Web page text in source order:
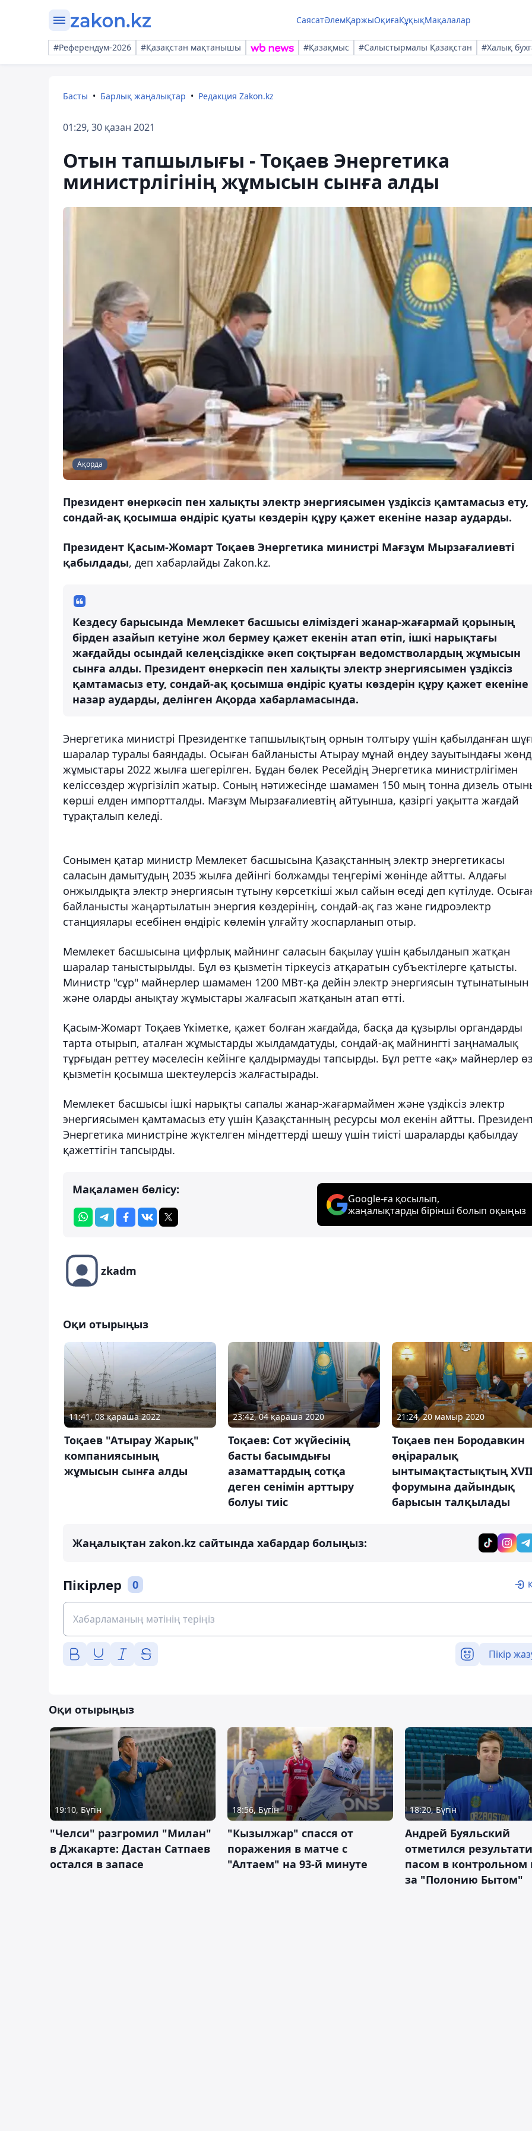
СаясатӘлемҚаржыОқиғаҚұқықМақалалар
#Референдум-2026 #Қазақстан мақтанышы #Қазақмыс #Салыстырмалы Қазақстан #Халық
Басты Барлық жаңалықтар Редакция Zakon.kz
01:29, 30 қазан 2021
Отын тапшылығы - Тоқаев Энергетика
министрлігінің жұмысын сынға алды
Ақорда
Президент өнеркәсіп пен халықты электр энергиясымен үздіксіз қамтамасыз ету,
сондай-ақ қосымша өндіріс қуаты көздерін құру қажет екеніне назар аударды.
Президент Қасым-Жомарт Тоқаев Энергетика министрі Мағзұм Мырзағалиевті
қабылдады, деп хабарлайды Zakon.kz.
Кездесу барысында Мемлекет басшысы еліміздегі жанар-жағармай қорының
бірден азайып кетуіне жол бермеу қажет екенін атап өтіп, ішкі нарықтағы
жағдайды осындай келеңсіздікке әкеп соқтырған ведомстволардың жұмысын
сынға алды. Президент өнеркәсіп пен халықты электр энергиясымен үздіксіз
қамтамасыз ету, сондай-ақ қосымша өндіріс қуаты көздерін құру қажет екеніне
назар аударды, делінген Ақорда хабарламасында.
Энергетика министрі Президентке тапшылықтың орнын толтыру үшін қабылданған
шаралар туралы баяндады. Осыған байланысты Атырау мұнай өңдеу зауытындағы
жұмыстары 2022 жылға шегерілген. Бұдан бөлек Ресейдің Энергетика министрлігімен
келіссөздер жүргізіліп жатыр. Соның нәтижесінде шамамен 150 мың тонна дизель
көрші елден импортталды. Мағзұм Мырзағалиевтің айтуынша, қазіргі уақытта жағдай
тұрақталып келеді.
Сонымен қатар министр Мемлекет басшысына Қазақстанның электр энергетикасы
саласын дамытудың 2035 жылға дейінгі болжамды теңгерімі жөнінде айтты. Алдағы
онжылдықта электр энергиясын тұтыну көрсеткіші жыл сайын өседі деп күтілуде.
байланысты жаңартылатын энергия көздерінің, сондай-ақ газ және гидроэлектр
станциялары есебінен өндіріс көлемін ұлғайту жоспарланып отыр.
Мемлекет басшысына цифрлық майнинг саласын бақылау үшін қабылданып жатқан
шаралар таныстырылды. Бұл өз қызметін тіркеусіз атқаратын субъектілерге қатысты.
Министр "сұр" майнерлер шамамен 1200 МВт-қа дейін электр энергиясын тұтынатынын
және оларды анықтау жұмыстары жалғасып жатқанын атап өтті.
Қасым-Жомарт Тоқаев Үкіметке, қажет болған жағдайда, басқа да құзырлы органдарды
тарта отырып, аталған жұмыстарды жылдамдатуды, сондай-ақ майнингті заңнамалық
тұрғыдан реттеу мәселесін кейінге қалдырмауды тапсырды. Бұл ретте «ақ» майнерлер
қызметін қосымша шектеулерсіз жалғастырады.
Мемлекет басшысы ішкі нарықты сапалы жанар-жағармаймен және үздіксіз электр
энергиясымен қамтамасыз ету үшін Қазақстанның ресурсы мол екенін айтты.
Энергетика министріне жүктелген міндеттерді шешу үшін тиісті шараларды қабылдау
қажеттігін тапсырды.
Мақаламен бөлісу:
Google-ға қосылып,
жаңалықтарды бірінші болып оқыңыз
zkadm
Оқи отырыңыз
11:41, 08 қараша 2022
Тоқаев "Атырау Жарық"
компаниясының
жұмысын сынға алды
23:42, 04 қараша 2020
Тоқаев: Сот жүйесінің
басты басымдығы
азаматтардың сотқа
деген сенімін арттыру
болуы тиіс
21:24, 20 мамыр 2020
Тоқаев пен Бородавкин
өңіраралық
ынтымақтастықтың
форумына дайындық
барысын талқылады
Жаңалықтан zakon.kz сайтында хабардар болыңыз:
Пікірлер 0
Пікір
Оқи отырыңыз
19:10, Бүгін
"Челси" разгромил "Милан"
в Джакарте: Дастан Сатпаев
остался в запасе
18:56, Бүгін
"Кызылжар" спасся от
поражения в матче с
"Алтаем" на 93-й минуте
18:20, Бүгін
Андрей Буяльский
отметился
пасом в контрольном
за "Полонию Бытом"